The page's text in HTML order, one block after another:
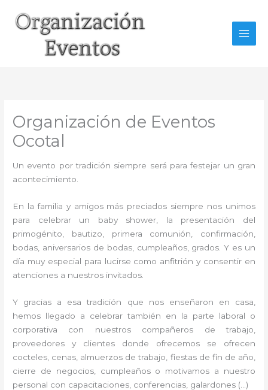
contenido
Organización de Eventos
Ocotal
Un evento por tradición siempre será para festejar un gran
acontecimiento.
En la familia y amigos más preciados siempre nos unimos
para celebrar un baby shower, la presentación del
primogénito, bautizo, primera comunión, confirmación,
bodas, aniversarios de bodas, cumpleaños, grados. Y es un
día muy especial para lucirse como anfitrión y consentir en
atenciones a nuestros invitados.
Y gracias a esa tradición que nos enseñaron en casa,
hemos llegado a celebrar también en la parte laboral o
corporativa con nuestros compañeros de trabajo,
proveedores y clientes donde ofrecemos se ofrecen
cocteles, cenas, almuerzos de trabajo, fiestas de fin de año,
cierre de negocios, cumpleaños o motivamos a nuestro
personal con capacitaciones, conferencias, galardones (…)